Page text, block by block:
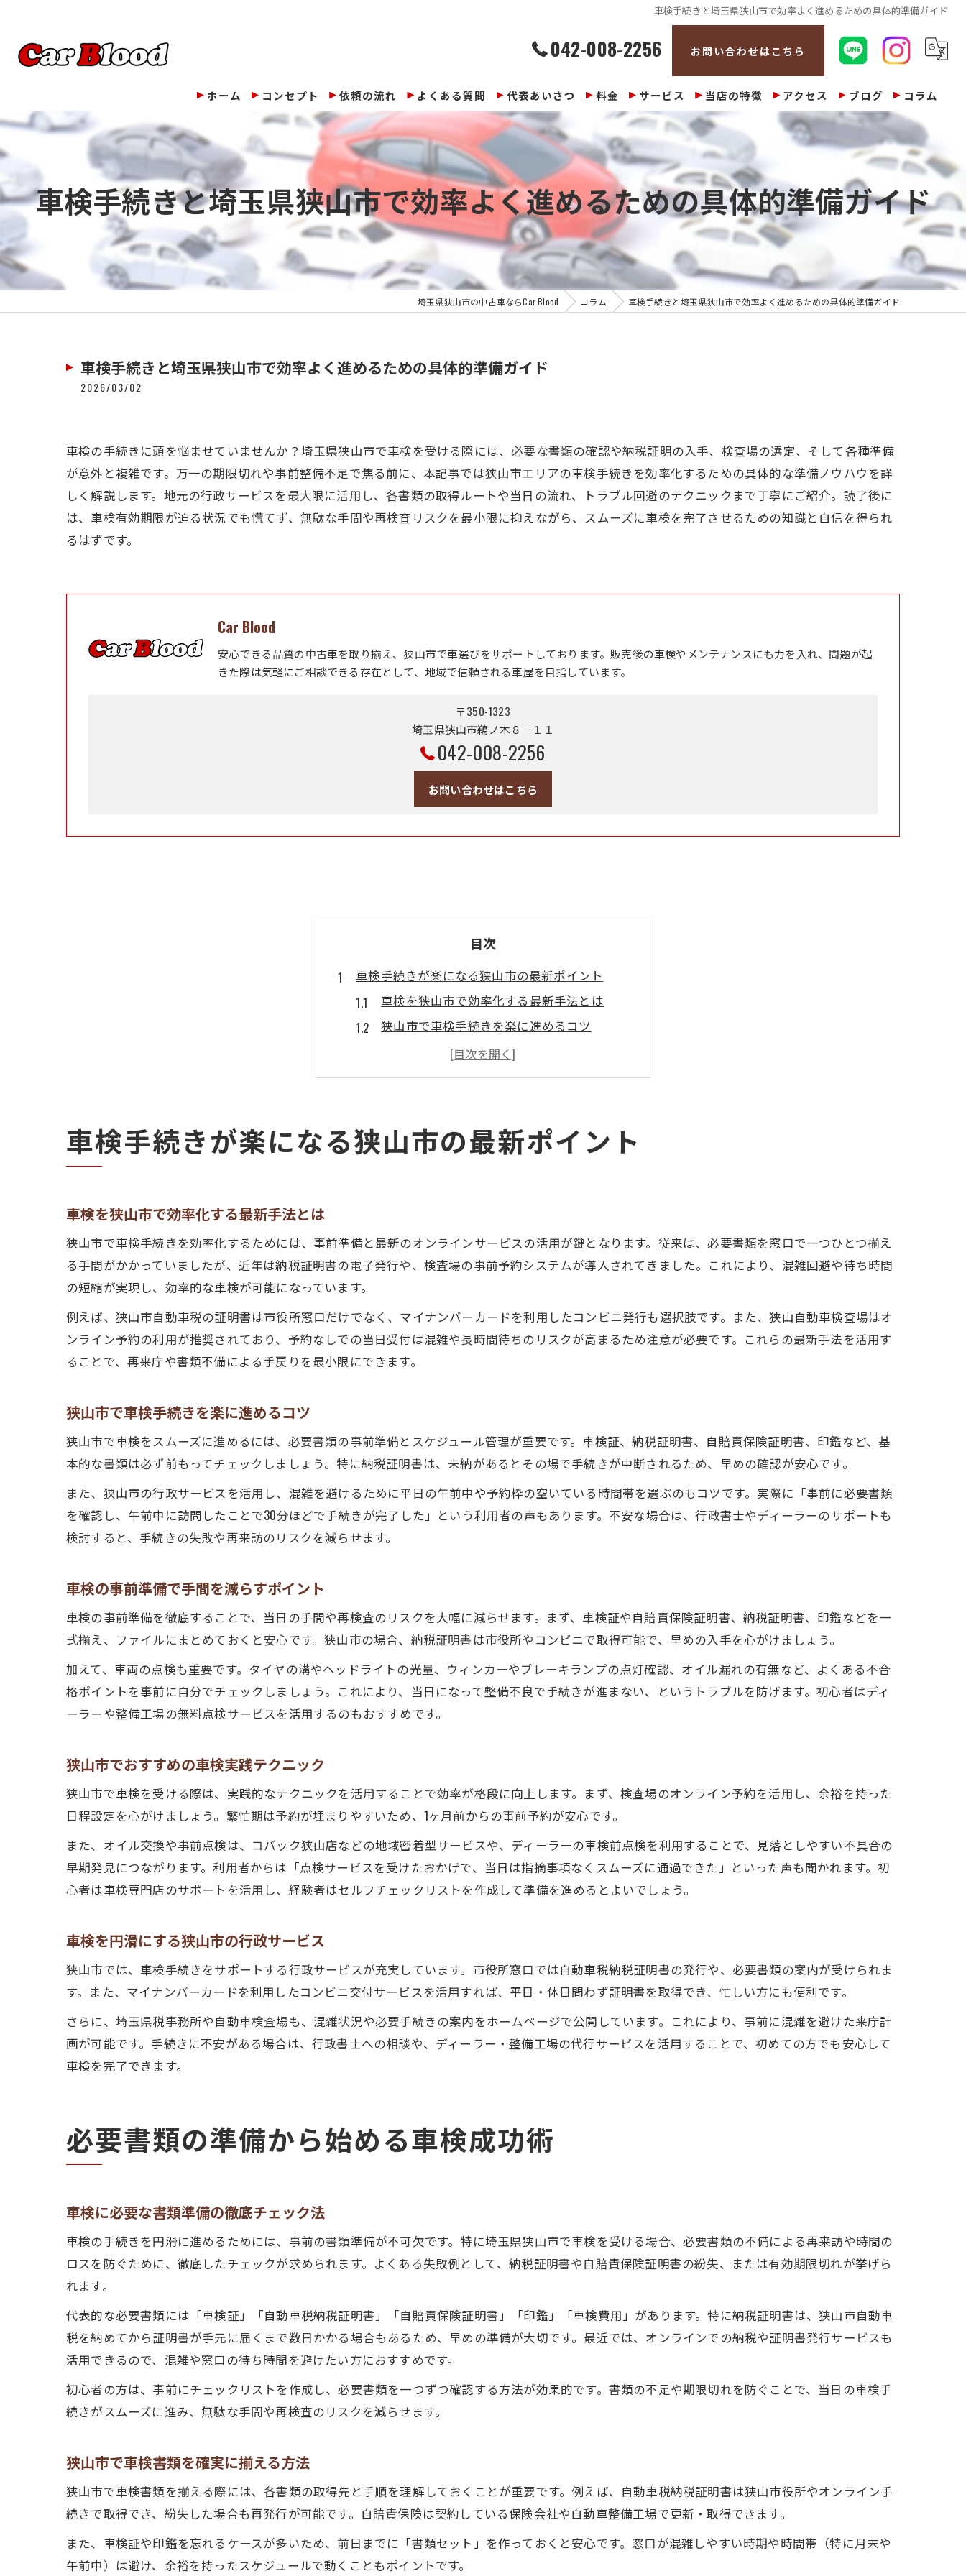
車検手続きと埼玉県狭山市で効率よく進めるための具体的準備ガイド
042-008-2256 お問い合わせはこちら
ホーム コンセプト 依頼の流れ よくある質問 代表あいさつ 料金 サービス 当店の特徴
整備
修理
車検
買取
アクセス ブログ コラム
車検手続きと埼玉県狭山市で効率よく進めるための具体的準備ガイド
埼玉県狭山市の中古車ならCar Blood コラム 車検手続きと埼玉県狭山市で効率よく進めるための具体的準備ガイド
車検手続きと埼玉県狭山市で効率よく進めるための具体的準備ガイド
2026/03/02
車検の手続きに頭を悩ませていませんか？埼玉県狭山市で車検を受ける際には、必要な書類の確認や納税証明の入手、検査場の選定、そして各種準備
が意外と複雑です。万一の期限切れや事前整備不足で焦る前に、本記事では狭山市エリアの車検手続きを効率化するための具体的な準備ノウハウを詳
しく解説します。地元の行政サービスを最大限に活用し、各書類の取得ルートや当日の流れ、トラブル回避のテクニックまで丁寧にご紹介。読了後に
は、車検有効期限が迫る状況でも慌てず、無駄な手間や再検査リスクを最小限に抑えながら、スムーズに車検を完了させるための知識と自信を得られ
るはずです。
Car Blood
安心できる品質の中古車を取り揃え、狭山市で車選びをサポートしております。販売後の車検やメンテナンスにも力を入れ、問題が起
きた際は気軽にご相談できる存在として、地域で信頼される車屋を目指しています。
〒350-1323
埼玉県狭山市鵜ノ木８－１１
042-008-2256
お問い合わせはこちら
目次
車検手続きが楽になる狭山市の最新ポイント
車検を狭山市で効率化する最新手法とは
狭山市で車検手続きを楽に進めるコツ
車検の事前準備で手間を減らすポイント
狭山市でおすすめの車検実践テクニック
必要書類の準備から始める車検成功術
車検に必要な書類準備の徹底チェック法
車検成功のための書類準備スケジュール
狭山市で知っておきたい車検当日の流れ
狭山市で車検を受ける際の当日流れ解説
車検の当日受付手順と注意点を確認
車検切れの際に取るべき対処方法とは
狭山市で車検切れ時に必要な対応手順
車検切れを防ぐためのポイントと予防策
狭山市で納税証明を素早く入手するコツ
納税証明が車検効率化の鍵となる理由
車検と同時に納税証明を揃える実践法
車検時に役立つ自動車税手続きポイント
自動車税手続きを忘れず車検を受ける流れ
車検手続きが楽になる狭山市の最新ポイント
車検を狭山市で効率化する最新手法とは
狭山市で車検手続きを効率化するためには、事前準備と最新のオンラインサービスの活用が鍵となります。従来は、必要書類を窓口で一つひとつ揃え
る手間がかかっていましたが、近年は納税証明書の電子発行や、検査場の事前予約システムが導入されてきました。これにより、混雑回避や待ち時間
の短縮が実現し、効率的な車検が可能になっています。
例えば、狭山市自動車税の証明書は市役所窓口だけでなく、マイナンバーカードを利用したコンビニ発行も選択肢です。また、狭山自動車検査場はオ
ンライン予約の利用が推奨されており、予約なしでの当日受付は混雑や長時間待ちのリスクが高まるため注意が必要です。これらの最新手法を活用す
ることで、再来庁や書類不備による手戻りを最小限にできます。
狭山市で車検手続きを楽に進めるコツ
狭山市で車検をスムーズに進めるには、必要書類の事前準備とスケジュール管理が重要です。車検証、納税証明書、自賠責保険証明書、印鑑など、基
本的な書類は必ず前もってチェックしましょう。特に納税証明書は、未納があるとその場で手続きが中断されるため、早めの確認が安心です。
また、狭山市の行政サービスを活用し、混雑を避けるために平日の午前中や予約枠の空いている時間帯を選ぶのもコツです。実際に「事前に必要書類
を確認し、午前中に訪問したことで30分ほどで手続きが完了した」という利用者の声もあります。不安な場合は、行政書士やディーラーのサポートも
検討すると、手続きの失敗や再来訪のリスクを減らせます。
車検の事前準備で手間を減らすポイント
車検の事前準備を徹底することで、当日の手間や再検査のリスクを大幅に減らせます。まず、車検証や自賠責保険証明書、納税証明書、印鑑などを一
式揃え、ファイルにまとめておくと安心です。狭山市の場合、納税証明書は市役所やコンビニで取得可能で、早めの入手を心がけましょう。
加えて、車両の点検も重要です。タイヤの溝やヘッドライトの光量、ウィンカーやブレーキランプの点灯確認、オイル漏れの有無など、よくある不合
格ポイントを事前に自分でチェックしましょう。これにより、当日になって整備不良で手続きが進まない、というトラブルを防げます。初心者はディ
ーラーや整備工場の無料点検サービスを活用するのもおすすめです。
狭山市でおすすめの車検実践テクニック
狭山市で車検を受ける際は、実践的なテクニックを活用することで効率が格段に向上します。まず、検査場のオンライン予約を活用し、余裕を持った
日程設定を心がけましょう。繁忙期は予約が埋まりやすいため、1ヶ月前からの事前予約が安心です。
また、オイル交換や事前点検は、コバック狭山店などの地域密着型サービスや、ディーラーの車検前点検を利用することで、見落としやすい不具合の
早期発見につながります。利用者からは「点検サービスを受けたおかげで、当日は指摘事項なくスムーズに通過できた」といった声も聞かれます。初
心者は車検専門店のサポートを活用し、経験者はセルフチェックリストを作成して準備を進めるとよいでしょう。
車検を円滑にする狭山市の行政サービス
狭山市では、車検手続きをサポートする行政サービスが充実しています。市役所窓口では自動車税納税証明書の発行や、必要書類の案内が受けられま
す。また、マイナンバーカードを利用したコンビニ交付サービスを活用すれば、平日・休日問わず証明書を取得でき、忙しい方にも便利です。
さらに、埼玉県税事務所や自動車検査場も、混雑状況や必要手続きの案内をホームページで公開しています。これにより、事前に混雑を避けた来庁計
画が可能です。手続きに不安がある場合は、行政書士への相談や、ディーラー・整備工場の代行サービスを活用することで、初めての方でも安心して
車検を完了できます。
必要書類の準備から始める車検成功術
車検に必要な書類準備の徹底チェック法
車検の手続きを円滑に進めるためには、事前の書類準備が不可欠です。特に埼玉県狭山市で車検を受ける場合、必要書類の不備による再来訪や時間の
ロスを防ぐために、徹底したチェックが求められます。よくある失敗例として、納税証明書や自賠責保険証明書の紛失、または有効期限切れが挙げら
れます。
代表的な必要書類には「車検証」「自動車税納税証明書」「自賠責保険証明書」「印鑑」「車検費用」があります。特に納税証明書は、狭山市自動車
税を納めてから証明書が手元に届くまで数日かかる場合もあるため、早めの準備が大切です。最近では、オンラインでの納税や証明書発行サービスも
活用できるので、混雑や窓口の待ち時間を避けたい方におすすめです。
初心者の方は、事前にチェックリストを作成し、必要書類を一つずつ確認する方法が効果的です。書類の不足や期限切れを防ぐことで、当日の車検手
続きがスムーズに進み、無駄な手間や再検査のリスクを減らせます。
狭山市で車検書類を確実に揃える方法
狭山市で車検書類を揃える際には、各書類の取得先と手順を理解しておくことが重要です。例えば、自動車税納税証明書は狭山市役所やオンライン手
続きで取得でき、紛失した場合も再発行が可能です。自賠責保険は契約している保険会社や自動車整備工場で更新・取得できます。
また、車検証や印鑑を忘れるケースが多いため、前日までに「書類セット」を作っておくと安心です。窓口が混雑しやすい時期や時間帯（特に月末や
午前中）は避け、余裕を持ったスケジュールで動くこともポイントです。